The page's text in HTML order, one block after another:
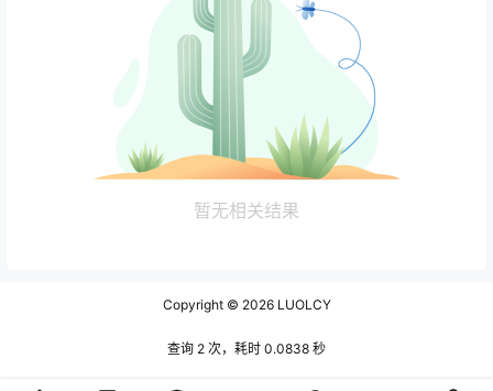
暂无相关结果
Copyright © 2026LUOLCY
查询 2 次，耗时 0.0838 秒